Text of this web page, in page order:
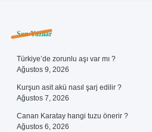
Sidebar
Son Yazılar
Türkiye’de zorunlu aşı var mı ?
Ağustos 9, 2026
Kurşun asit akü nasıl şarj edilir ?
Ağustos 7, 2026
Canan Karatay hangi tuzu önerir ?
Ağustos 6, 2026